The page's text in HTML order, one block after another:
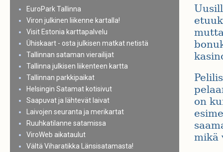
on
mikä
EuroPark Tallinna
Viron julkinen liikenne kartalla!
Visit Estonia karttapalvelu
Ühiskaart - osta julkisen matkat netistä
Tallinnan sataman vierailijat
Tallinna julkisen liikenteen kartta
Tallinnan parkkipaikat
Helsingin Satamat kotisivut
Saapuvat ja lähtevät laivat
Laivojen seuranta ja merikartat
Ruuhkatilanne satamissa
ViroWeb aikataulut
Vältä Viharatikka Länsisatamasta!